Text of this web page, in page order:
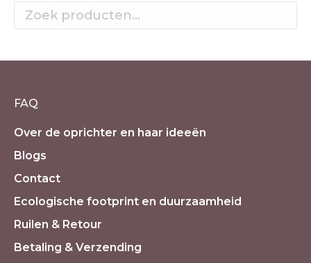
FAQ
Over de oprichter en haar ideeën
Blogs
Contact
Ecologische footprint en duurzaamheid
Ruilen & Retour
Betaling & Verzending